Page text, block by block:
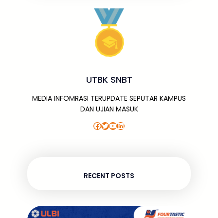
UTBK SNBT
MEDIA INFOMRASI TERUPDATE SEPUTAR KAMPUS
DAN UJIAN MASUK
Facebook Twitter YouTube LinkedIn
RECENT POSTS